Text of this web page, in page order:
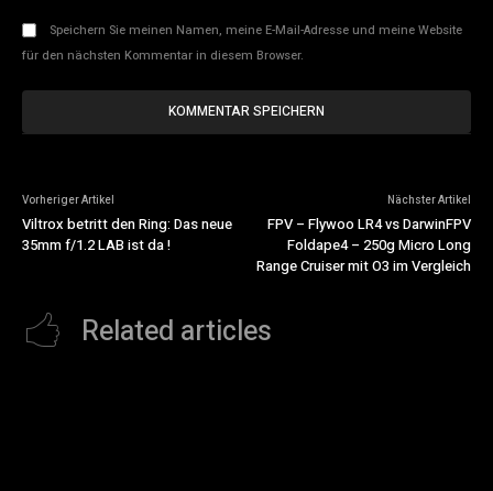
Speichern Sie meinen Namen, meine E-Mail-Adresse und meine Website
für den nächsten Kommentar in diesem Browser.
Vorheriger Artikel
Viltrox betritt den Ring: Das neue
35mm f/1.2 LAB ist da !
Nächster Artikel
FPV – Flywoo LR4 vs DarwinFPV
Foldape4 – 250g Micro Long
Range Cruiser mit O3 im Vergleich
Related articles